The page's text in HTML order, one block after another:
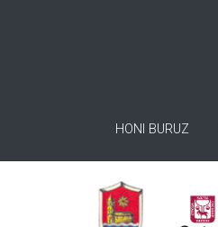
HONI BURUZ